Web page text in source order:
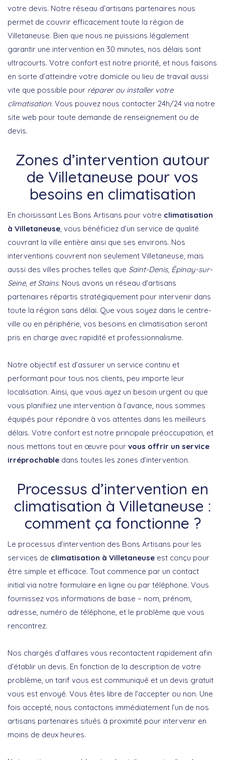
votre devis. Notre réseau d’artisans partenaires nous
permet de couvrir efficacement toute la région de
Villetaneuse. Bien que nous ne puissions légalement
garantir une intervention en 30 minutes, nos délais sont
ultracourts. Votre confort est notre priorité, et nous faisons
en sorte d’atteindre votre domicile ou lieu de travail aussi
vite que possible pour réparer ou installer votre
climatisation. Vous pouvez nous contacter 24h/24 via notre
site web pour toute demande de renseignement ou de
devis.
Zones d’intervention autour
de Villetaneuse pour vos
besoins en climatisation
En choisissant Les Bons Artisans pour votre climatisation
à Villetaneuse , vous bénéficiez d’un service de qualité
couvrant la ville entière ainsi que ses environs. Nos
interventions couvrent non seulement Villetaneuse, mais
aussi des villes proches telles que Saint-Denis, Épinay-sur-
Seine, et Stains. Nous avons un réseau d’artisans
partenaires répartis stratégiquement pour intervenir dans
toute la région sans délai. Que vous soyez dans le centre-
ville ou en périphérie, vos besoins en climatisation seront
pris en charge avec rapidité et professionnalisme.
Notre objectif est d’assurer un service continu et
performant pour tous nos clients, peu importe leur
localisation. Ainsi, que vous ayez un besoin urgent ou que
vous planifiiez une intervention à l’avance, nous sommes
équipés pour répondre à vos attentes dans les meilleurs
délais. Votre confort est notre principale préoccupation, et
nous mettons tout en œuvre pour vous offrir un service
irréprochable dans toutes les zones d’intervention.
Processus d’intervention en
climatisation à Villetaneuse :
comment ça fonctionne ?
Le processus d’intervention des Bons Artisans pour les
services de climatisation à Villetaneuse est conçu pour
être simple et efficace. Tout commence par un contact
initial via notre formulaire en ligne ou par téléphone. Vous
fournissez vos informations de base – nom, prénom,
adresse, numéro de téléphone, et le problème que vous
rencontrez.
Nos chargés d’affaires vous recontactent rapidement afin
d’établir un devis. En fonction de la description de votre
problème, un tarif vous est communiqué et un devis gratuit
vous est envoyé. Vous êtes libre de l’accepter ou non. Une
fois accepté, nous contactons immédiatement l’un de nos
artisans partenaires situés à proximité pour intervenir en
moins de deux heures.